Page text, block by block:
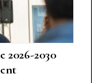
2026-2030